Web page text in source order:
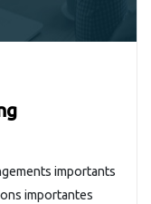
importants
importantes